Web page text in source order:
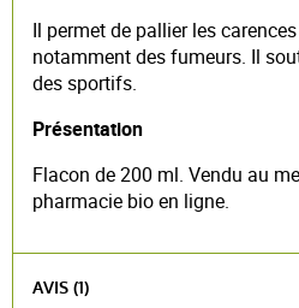
Il permet de pallier les
notamment des fumeurs. Il
des sportifs.
Présentation
Flacon de 200 ml. Vendu au
pharmacie bio en ligne.
AVIS (1)